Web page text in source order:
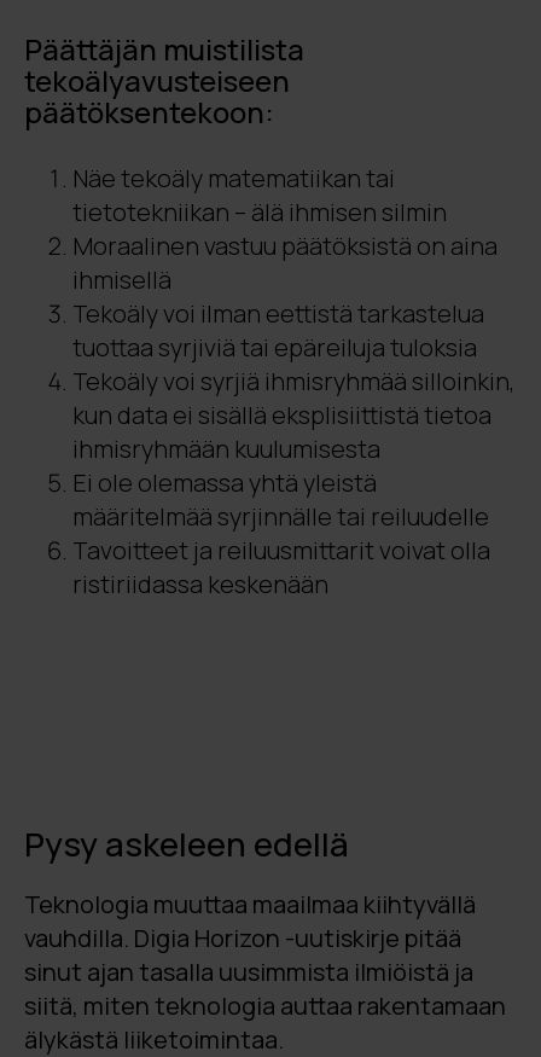
Päättäjän muistilista
tekoälyavusteiseen
päätöksentekoon:
Näe tekoäly matematiikan tai
tietotekniikan – älä ihmisen silmin
Moraalinen vastuu päätöksistä on aina
ihmisellä
Tekoäly voi ilman eettistä tarkastelua
tuottaa syrjiviä tai epäreiluja tuloksia
Tekoäly voi syrjiä ihmisryhmää silloinkin,
kun data ei sisällä eksplisiittistä tietoa
ihmisryhmään kuulumisesta
Ei ole olemassa yhtä yleistä
määritelmää syrjinnälle tai reiluudelle
Tavoitteet ja reiluusmittarit voivat olla
ristiriidassa keskenään
Pysy askeleen edellä
Teknologia muuttaa maailmaa kiihtyvällä
vauhdilla. Digia Horizon -uutiskirje pitää
sinut ajan tasalla uusimmista ilmiöistä ja
siitä, miten teknologia auttaa rakentamaan
älykästä liiketoimintaa.